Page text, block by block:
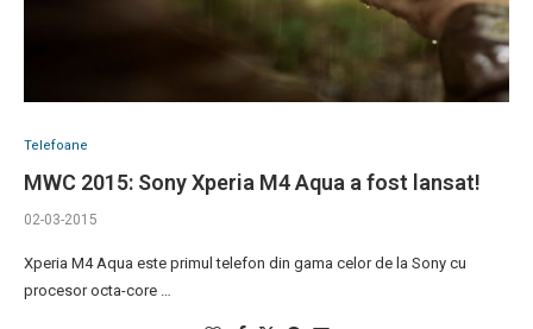
Telefoane
MWC 2015: Sony Xperia M4 Aqua a fost lansat!
02-03-2015
Xperia M4 Aqua este primul telefon din gama celor de la Sony cu
procesor octa-core …